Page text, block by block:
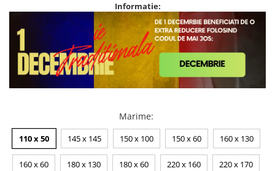
Informatie:
Marime:
110 x 50 145 x 145 150 x 100 150 x 60 160 x 130
160 x 60 180 x 130 180 x 60 220 x 160 220 x 170